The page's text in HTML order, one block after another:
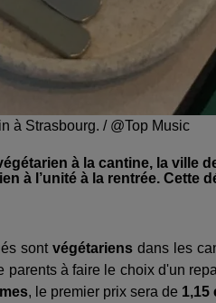
à Strasbourg. / @Top Music
à la cantine, la ville
à l’unité à la rentrée. Cette
sont végétariensdans les
à faire le choix d'un
, le premier prix sera de 1,15